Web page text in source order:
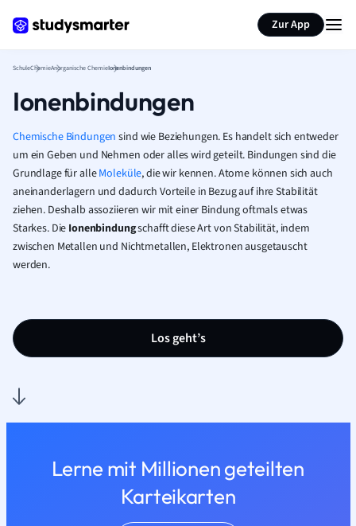
Zur App
SchuleChemieAnorganische ChemieIonenbindungen
Ionenbindungen
Chemische Bindungen sind wie Beziehungen. Es handelt sich entweder
um ein Geben und Nehmen oder alles wird geteilt. Bindungen sind die
Grundlage für alleMoleküle, die wir kennen. Atome können sich auch
aneinanderlagern und dadurch Vorteile in Bezug auf ihre Stabilität
ziehen. Deshalb assoziieren wir mit einer Bindung oftmals etwas
Starkes. Die Ionenbindungschafft diese Art von Stabilität, indem
zwischen Metallen und Nichtmetallen, Elektronen ausgetauscht
werden.
Los geht’s
Lerne mit Millionen geteilten
Karteikarten
Seite zusammenfassen